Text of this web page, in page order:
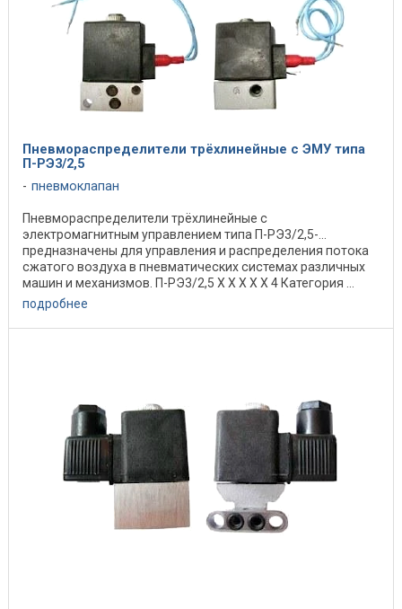
Пневмораспределители трёхлинейные с ЭМУ типа
П-РЭ3/2,5
пневмоклапан
Пневмораспределители трёхлинейные с
электромагнитным управлением типа П-РЭ3/2,5-...
предназначены для управления и распределения потока
сжатого воздуха в пневматических системах различных
машин и механизмов. П-РЭ3/2,5 X X X X X 4 Категория ...
подробнее